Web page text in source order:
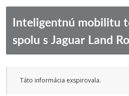
Inteligentnú mobilitu
spolu s Jaguar Land
Táto informácia exspirovala.